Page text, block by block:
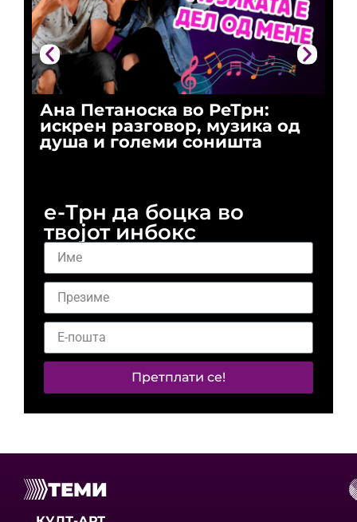
Ана Петаноска во РеТрн:
искрен разговор, музика од
душа и големи соништа
е-Трн да боцка во
твојот инбокс
Претплати се!
ТЕМИ